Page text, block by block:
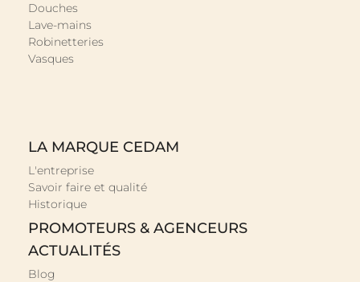
Douches
Lave-mains
Robinetteries
Vasques
LA MARQUE CEDAM
L'entreprise
Savoir faire et qualité
Historique
PROMOTEURS & AGENCEURS
ACTUALITÉS
Blog